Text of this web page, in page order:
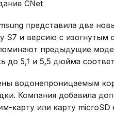
CNet
представила две
S7 и версию с изогнутым
предыдущие
до 5,1 и 5,5 дюйма
водонепроницаемым
Компания добавила
карту или карту